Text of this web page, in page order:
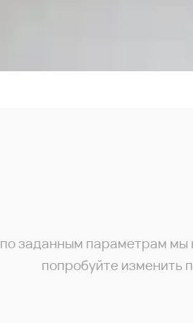
по заданным параметрам мы
попробуйте изменить